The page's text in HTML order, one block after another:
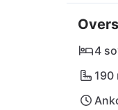
og
tilbyr
4
190